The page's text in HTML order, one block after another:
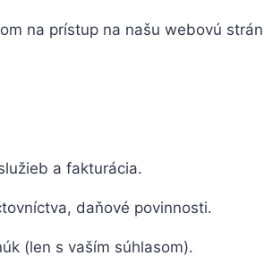
na prístup na našu webovú
a fakturácia.
daňové povinnosti.
(len s vaším súhlasom).